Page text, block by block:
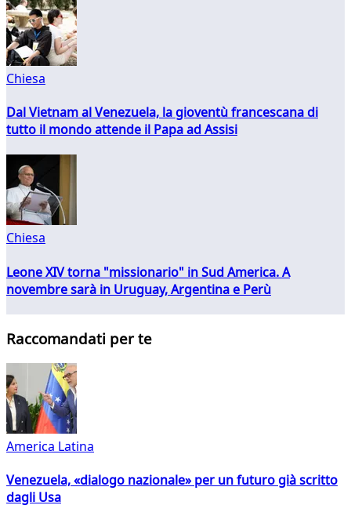
Chiesa
Dal Vietnam al Venezuela, la gioventù francescana di
tutto il mondo attende il Papa ad Assisi
Chiesa
Leone XIV torna "missionario" in Sud America. A
novembre sarà in Uruguay, Argentina e Perù
Raccomandati per te
America Latina
Venezuela, «dialogo nazionale» per un futuro già scritto
dagli Usa